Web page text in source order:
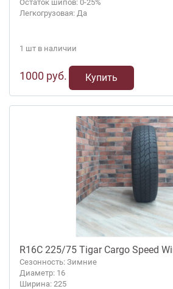
Остаток шипов: 0-25%
Легкогрузовая: Да
1 шт в наличии
1000 руб. Купить
R16C 225/75 Tigar Cargo Speed
Сезонность: Зимние
Диаметр: 16
Ширина: 225